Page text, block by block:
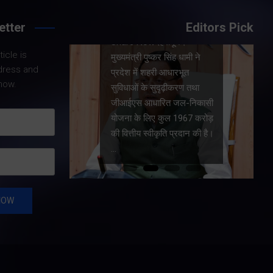
is
and
Editors Pick
के
की
Share Nowदेहरादून।
मुख्यमंत्री पुष्कर सिंह धामी ने
प्रदेश में शहरी आधारभूत
सुविधाओं के सुदृढ़ीकरण तथा
जीआईएस आधारित जल-निकासी
योजना के लिए कुल 1967 करोड़
की वित्तीय स्वीकृति प्रदान की है।
…